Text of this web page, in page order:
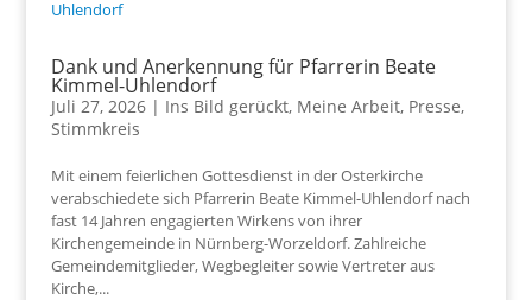
Dank und Anerkennung für Pfarrerin Beate
Kimmel-Uhlendorf
Juli 27, 2026| Ins Bild gerückt, Meine Arbeit, Presse,
Stimmkreis
Mit einem feierlichen Gottesdienst in der Osterkirche
verabschiedete sich Pfarrerin Beate Kimmel-Uhlendorf nach
fast 14 Jahren engagierten Wirkens von ihrer
Kirchengemeinde in Nürnberg-Worzeldorf. Zahlreiche
Gemeindemitglieder, Wegbegleiter sowie Vertreter aus
Kirche,...